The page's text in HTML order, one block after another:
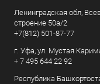
Ленинградская обл,
строение 50а/2
+7(812) 501-87-77
г. Уфа, ул. Мустая
+ 7 495 644 22 92
Республика